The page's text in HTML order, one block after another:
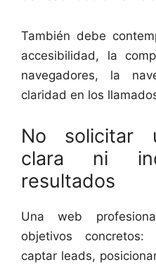
También debe
accesibilidad, la
navegadores, la
claridad en los
No solicitar
clara ni
resultados
Una web
objetivos
captar leads,